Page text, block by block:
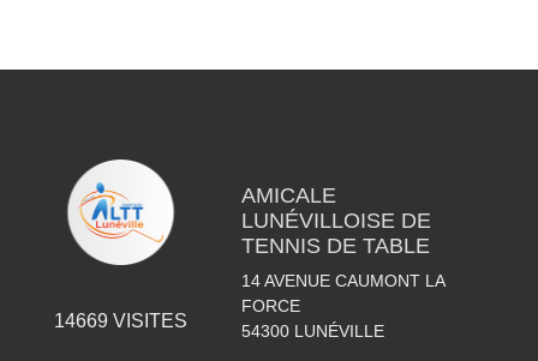
14669 VISITES
AMICALE
LUNÉVILLOISE DE
TENNIS DE TABLE
14 AVENUE CAUMONT LA
FORCE
54300 LUNÉVILLE